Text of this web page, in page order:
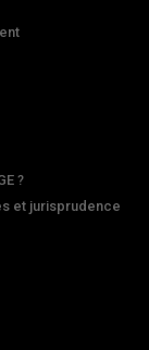
?
et jurisprudence